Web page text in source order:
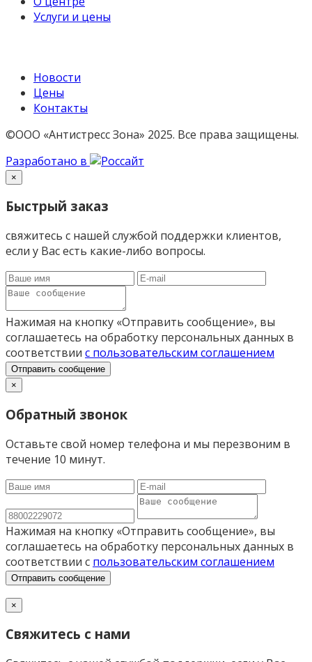
Услуги и цены
Новости
Цены
Контакты
©ООО «Антистресс Зона» 2025. Все права защищены.
Разработано в
×
Быстрый заказ
cвяжитесь с нашей службой поддержки клиентов,
если у Вас есть какие-либо вопросы.
Нажимая на кнопку «Отправить сообщение», вы
соглашаетесь на обработку персональных данных в
соответствии с пользовательским соглашением
Отправить сообщение
×
Обратный звонок
Оставьте свой номер телефона и мы перезвоним в
течение 10 минут.
Нажимая на кнопку «Отправить сообщение», вы
соглашаетесь на обработку персональных данных в
соответствии с пользовательским соглашением
Отправить сообщение
×
Свяжитесь с нами